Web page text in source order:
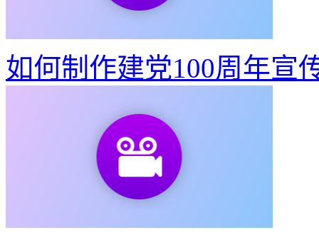
如何制作建党100周年宣